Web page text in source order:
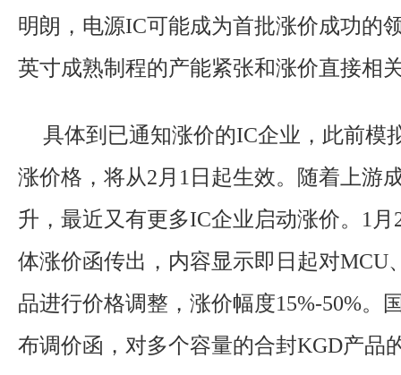
明朗，电源IC可能成为首批涨价成功的
英寸成熟制程的产能紧张和涨价直接相
具体到已通知涨价的IC企业，此前模
涨价格，将从2月1日起生效。随着上游
升，最近又有更多IC企业启动涨价。1月
体涨价函传出，内容显示即日起对MCU
品进行价格调整，涨价幅度15%-50%。
布调价函，对多个容量的合封KGD产品